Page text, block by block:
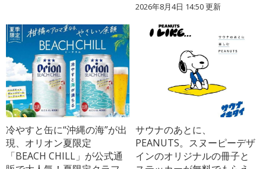
2026年8月4日 14:50更新
冷やすと缶に“沖縄の海”が出
現、オリオン夏限定
「BEACH CHILL」が公式通
サウナのあとに、
PEANUTS。スヌーピーデザ
インのオリジナルの冊子と